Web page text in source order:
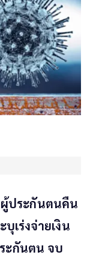
ผู้ประกันตนคืน
เร่งจ่ายเงิน
ะกันตน จบ